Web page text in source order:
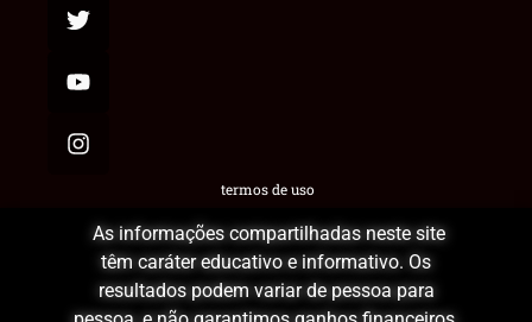
termos de uso
As informações compartilhadas neste site
têm caráter educativo e informativo. Os
resultados podem variar de pessoa para